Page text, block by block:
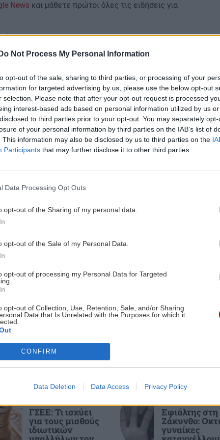
Do Not Process My Personal Information
opt-out of the sale, sharing to third parties, or processing of your
for targeted advertising by us, please use the below opt-out
selection. Please note that after your opt-out request is processed
interest-based ads based on personal information utilized by us
to third parties prior to your opt-out. You may separately
of your personal information by third parties on the IAB’s list of
This information may also be disclosed by us to third parties on the
Participants that may further disclose it to other third parties.
Data Processing Opt Outs
opt-out of the Sharing of my personal data.
opt-out of the Sale of my Personal Data.
opt-out of processing my Personal Data for Targeted
opt-out of Collection, Use, Retention, Sale, and/or Sharing
Data that Is Unrelated with the Purposes for which it
CONFIRM
Data Deletion Data Access Privacy Policy
News και μάθετε πρώτοι όλες τις ειδήσεις για
19:09
ΠΕΡΙΕΡΓΑ - ΠΑΡΑΞΕΝΑ
Μαρόκο: Δοκιμάζει δρόμους που
δροσίζουν τις πόλεις
διάθεση στην πισίνα
Αθλητισμού Αγίου Νικολάου): Κανένα
Θέουτα: Εκατό νεκροί μετανάστες –
BUSINESS
φορά περισσοτέρους από 2
2026
οι ειδήσεις
ΓΣΕΕ: Τι ισχύει
για τους μισθούς
ιδιωτικών
ΚΟΙΝΩΝΙΑ
Εφιάλτης στη
Ζάκυνθο:
γυναίκες